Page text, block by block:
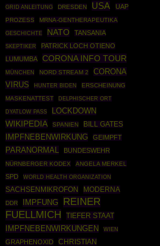
GRID ANLEITUNG
DRESDEN USA UAP
PROZESS
MRNA-GENTHERAPEUTIKA
GESCHICHTE
NATO TANSANIA
SKEPTIKER
PATRICK LOCH OTIENO
LUMUMBA
CORONA INFO TOUR
MÜNCHEN NORD STREAM 2
CORONA
VIRUS
HUNTER BIDEN
ERSCHEINUNG
MASKENATTEST
DELPHISCHER ORT
DYATLOW PASS LOCKDOWN
WIKIPEDIA SPANIEN BILL GATES
IMPFNEBENWIRKUNG GEIMPFT
PARANORMAL BUNDESWEHR
NÜRNBERGER KODEX ANGELA MERKEL
SPD WORLD HEALTH ORGANIZATION
SACHSENMIKROFON MODERNA
DDR IMPFUNG
REINER
FUELLMICH
TIEFER STAAT
IMPFNEBENWIRKUNGEN WIEN
GRAPHENOXID
CHRISTIAN